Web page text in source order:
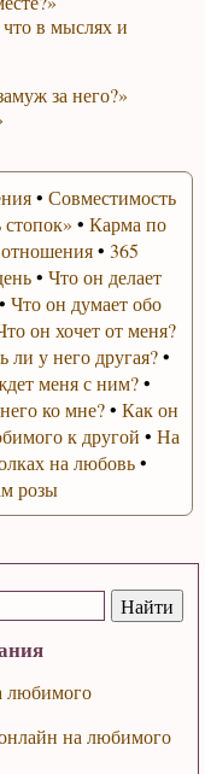
любимого
на любимого
что в мыслях и
за него?»
• Совместимость
• Карма по
•365
• Что он делает
•Что он думает обо
он хочет от меня?
ли у него другая?•
меня с ним?•
ко мне?• Как он
к другой • На
на любовь•
розы